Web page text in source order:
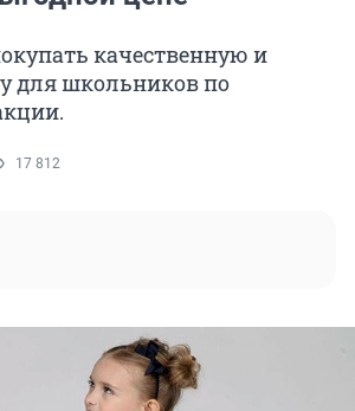
качественную и
для школьников по
17 812